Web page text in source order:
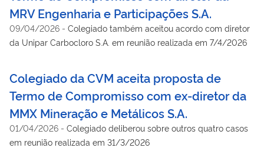
MRV Engenharia e Participações S.A.
09/04/2026 - Colegiado também aceitou acordo com diretor
da Unipar Carbocloro S.A. em reunião realizada em 7/4/2026
Colegiado da CVM aceita proposta de
Termo de Compromisso com ex-diretor da
MMX Mineração e Metálicos S.A.
01/04/2026 - Colegiado deliberou sobre outros quatro casos
em reunião realizada em 31/3/2026